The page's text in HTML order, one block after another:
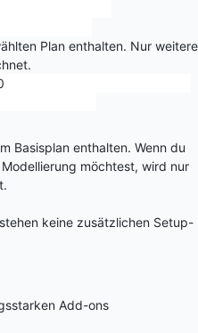
Plan enthalten. Nur weitere
Basisplan enthalten. Wenn du
möchtest, wird nur
keine zusätzlichen Setup-
Add-ons